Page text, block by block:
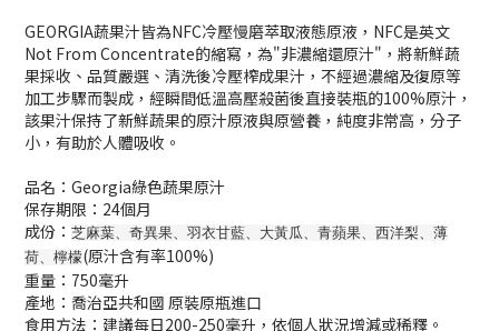
GEORGIA蔬果汁皆為NFC冷壓慢磨萃取液態原液，NFC是英文
Not From Concentrate的縮寫，為"非濃縮還原汁"，將新鮮蔬
果採收、品質嚴選、清洗後冷壓榨成果汁，不經過濃縮及復原等
加工步驟而製成，經瞬間低溫高壓殺菌後直接裝瓶的100%原汁，
該果汁保持了新鮮蔬果的原汁原液與原營養，純度非常高，分子
小，有助於人體吸收。
品名：Georgia綠色蔬果原汁
保存期限：24個月
成份： 芝麻葉、奇異果、羽衣甘藍、大黃瓜、青蘋果、西洋梨、薄
荷、檸檬(原汁含有率100%)
重量：750毫升
產地：喬治亞共和國 原裝原瓶進口
食用方法：建議每日200-250毫升，依個人狀況增減或稀釋。